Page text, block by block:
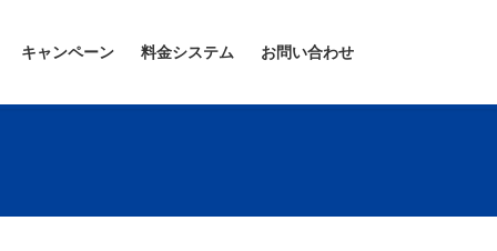
キャンペーン 料金システム お問い合わせ